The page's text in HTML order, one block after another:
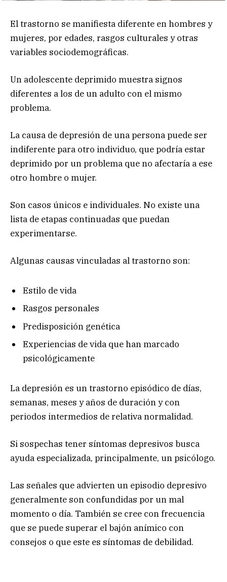
El trastorno se manifiesta diferente en hombres y
mujeres, por edades, rasgos culturales y otras
variables sociodemográficas.
Un adolescente deprimido muestra signos
diferentes a los de un adulto con el mismo
problema.
La causa de depresión de una persona puede ser
indiferente para otro individuo, que podría estar
deprimido por un problema que no afectaría a ese
otro hombre o mujer.
Son casos únicos e individuales. No existe una
lista de etapas continuadas que puedan
experimentarse.
Algunas causas vinculadas al trastorno son:
Estilo de vida
Rasgos personales
Predisposición genética
Experiencias de vida que han marcado
psicológicamente
La depresión es un trastorno episódico de días,
semanas, meses y años de duración y con
periodos intermedios de relativa normalidad.
Si sospechas tener síntomas depresivos busca
ayuda especializada, principalmente, un psicólogo.
Las señales que advierten un episodio depresivo
generalmente son confundidas por un mal
momento o día. También se cree con frecuencia
que se puede superar el bajón anímico con
consejos o que este es síntomas de debilidad.